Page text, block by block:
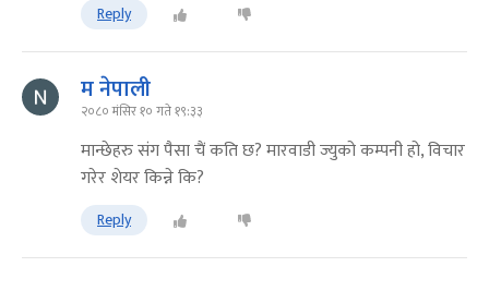
Reply
म नेपाली
२०८० मंसिर १० गते १९:३३
मान्छेहरु संग पैसा चैं कति छ? मारवाडी ज्युको कम्पनी हो, विचार
गरेर शेयर किन्ने कि?
Reply